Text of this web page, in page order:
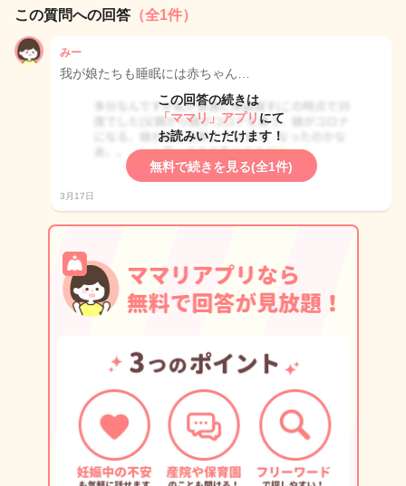
この質問への回答 （全1件）
みー
我が娘たちも睡眠には赤ちゃん…
この回答の続きは
「ママリ」アプリ にて
お読みいただけます！
無料で続きを見る(全1件)
3月17日